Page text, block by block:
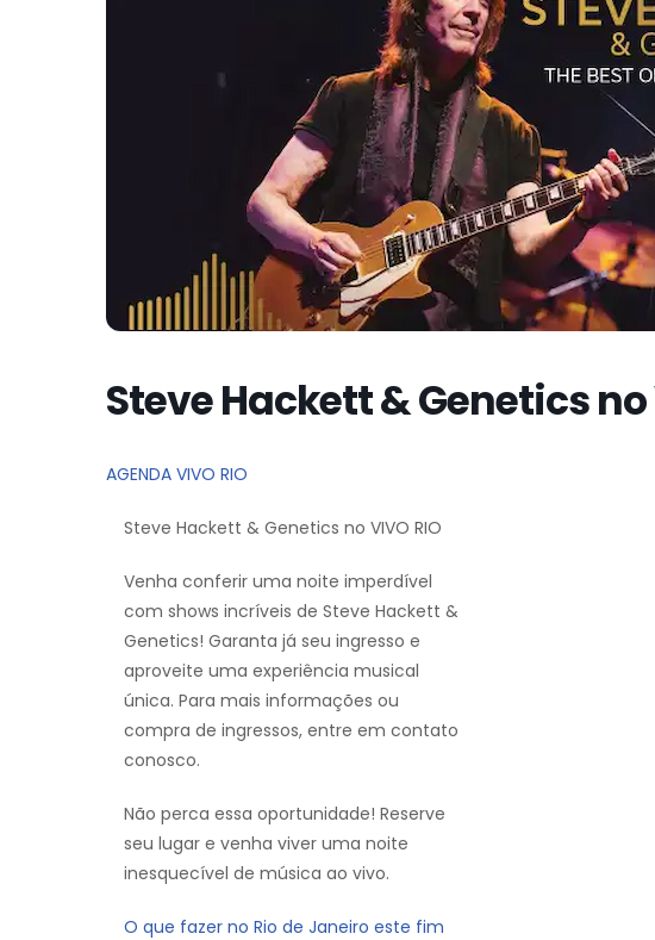
Steve Hackett & Genetics no
AGENDA VIVO RIO
Steve Hackett & Genetics no VIVO RIO
Venha conferir uma noite imperdível
com shows incríveis de Steve Hackett &
Genetics! Garanta já seu ingresso e
aproveite uma experiência musical
única. Para mais informações ou
compra de ingressos, entre em contato
conosco.
Não perca essa oportunidade! Reserve
seu lugar e venha viver uma noite
inesquecível de música ao vivo.
O que fazer no Rio de Janeiro este fim